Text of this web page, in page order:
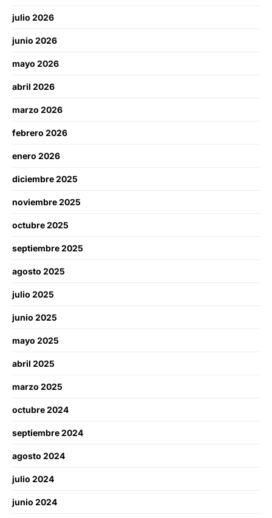
julio 2026
junio 2026
mayo 2026
abril 2026
marzo 2026
febrero 2026
enero 2026
diciembre 2025
noviembre 2025
octubre 2025
septiembre 2025
agosto 2025
julio 2025
junio 2025
mayo 2025
abril 2025
marzo 2025
octubre 2024
septiembre 2024
agosto 2024
julio 2024
junio 2024